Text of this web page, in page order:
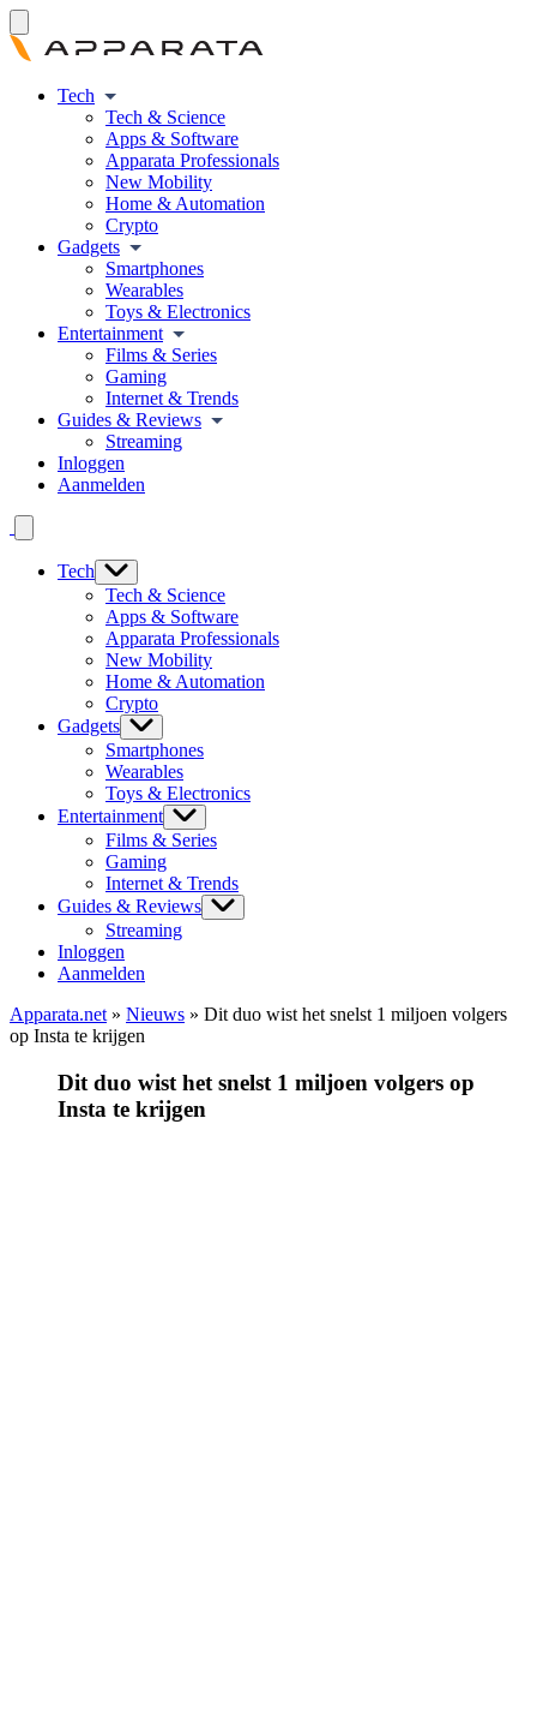
Tech
Tech & Science
Apps & Software
Apparata Professionals
New Mobility
Home & Automation
Crypto
Gadgets
Smartphones
Wearables
Toys & Electronics
Entertainment
Films & Series
Gaming
Internet & Trends
Guides & Reviews
Streaming
Inloggen
Aanmelden
Tech
Tech & Science
Apps & Software
Apparata Professionals
New Mobility
Home & Automation
Crypto
Gadgets
Smartphones
Wearables
Toys & Electronics
Entertainment
Films & Series
Gaming
Internet & Trends
Guides & Reviews
Streaming
Inloggen
Aanmelden
Apparata.net » Nieuws » Dit duo wist het snelst 1 miljoen volgers
op Insta te krijgen
Dit duo wist het snelst 1 miljoen volgers op
Insta te krijgen